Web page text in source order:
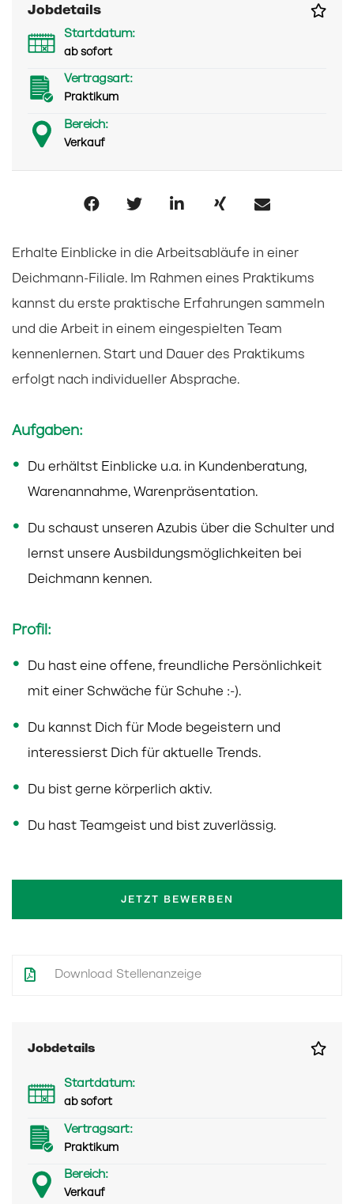
Jobdetails
Startdatum:
ab sofort
Vertragsart:
Praktikum
Bereich:
Verkauf
Erhalte Einblicke in die Arbeitsabläufe in einer
Deichmann-Filiale. Im Rahmen eines Praktikums
kannst du erste praktische Erfahrungen sammeln
und die Arbeit in einem eingespielten Team
kennenlernen. Start und Dauer des Praktikums
erfolgt nach individueller Absprache.
Aufgaben:
Du erhältst Einblicke u.a. in Kundenberatung,
Warenannahme, Warenpräsentation.
Du schaust unseren Azubis über die Schulter und
lernst unsere Ausbildungsmöglichkeiten bei
Deichmann kennen.
Profil:
Du hast eine offene, freundliche Persönlichkeit
mit einer Schwäche für Schuhe :-).
Du kannst Dich für Mode begeistern und
interessierst Dich für aktuelle Trends.
Du bist gerne körperlich aktiv.
Du hast Teamgeist und bist zuverlässig.
JETZT BEWERBEN
Download Stellenanzeige
Jobdetails
Startdatum:
ab sofort
Vertragsart:
Praktikum
Bereich:
Verkauf